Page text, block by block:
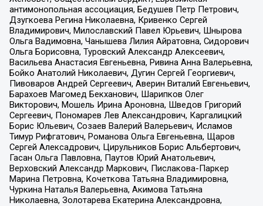
антимонопольная ассоциация, Бедушев Петр Петрович,
Дзугкоева Регина Николаевна, Кривенко Сергей
Владимирович, Милославский Павел Юрьевич, Шнырова
Ольга Вадимовна, Чанышева Лилия Айратовна, Сидорович
Ольга Борисовна, Туровский Александр Алексеевич,
Васильева Анастасия Евгеньевна, Ривина Анна Валерьевна,
Бойко Анатолий Николаевич, Дугин Сергей Георгиевич,
Пивоваров Андрей Сергеевич, Аверин Виталий Евгеньевич,
Барахоев Магомед Бекханович, Шарипков Олег
Викторович, Мошель Ирина Ароновна, Шведов Григорий
Сергеевич, Пономарев Лев Александрович, Каргалицкий
Борис Юльевич, Созаев Валерий Валерьевич, Исламов
Тимур Рифгатович, Романова Ольга Евгеньевна, Щаров
Сергей Алексадрович, Цирульников Борис Альбертович,
Гасан Ольга Павловна, Паутов Юрий Анатольевич,
Верховский Александр Маркович, Пислакова-Паркер
Марина Петровна, Кочеткова Татьяна Владимировна,
Чуркина Наталья Валерьевна, Акимова Татьяна
Николаевна, Золотарева Екатерина Александровна,